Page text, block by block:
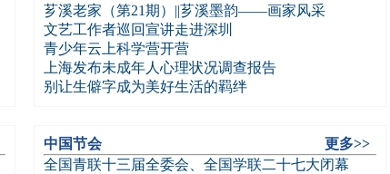
芗溪老家（第21期）||芗溪墨韵——画家风采
文艺工作者巡回宣讲走进深圳
青少年云上科学营开营
上海发布未成年人心理状况调查报告
别让生僻字成为美好生活的羁绊
中国节会
更多>>
全国青联十三届全委会、全国学联二十七大闭幕